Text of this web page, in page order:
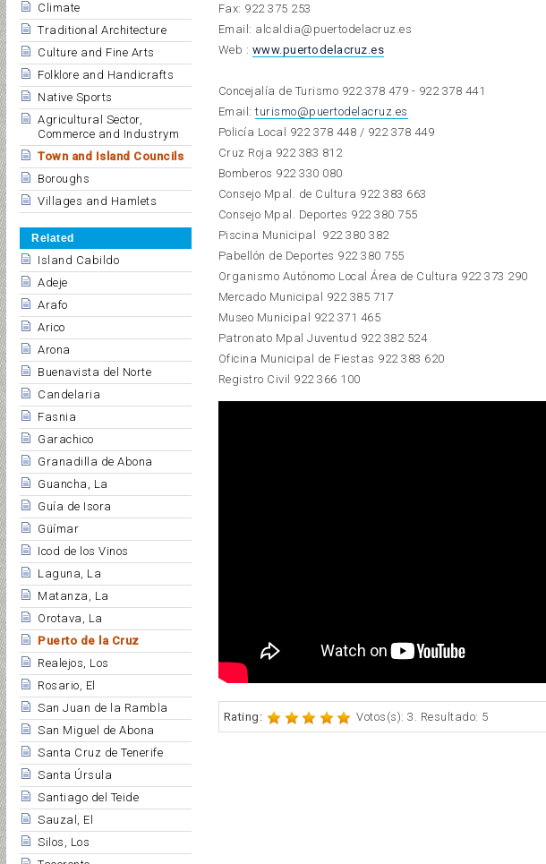
Climate
Traditional Architecture
Culture and Fine Arts
Folklore and Handicrafts
Native Sports
Agricultural Sector,
Commerce and Industrym
Town and Island Councils
Boroughs
Villages and Hamlets
Related
Island Cabildo
Adeje
Arafo
Arico
Arona
Buenavista del Norte
Candelaria
Fasnia
Garachico
Granadilla de Abona
Guancha, La
Guía de Isora
Güímar
Icod de los Vinos
Laguna, La
Matanza, La
Orotava, La
Puerto de la Cruz
Realejos, Los
Rosario, El
San Juan de la Rambla
San Miguel de Abona
Santa Cruz de Tenerife
Santa Úrsula
Santiago del Teide
Sauzal, El
Silos, Los
Fax: 922 375 253
Email: alcaldia@puertodelacruz.es
Web : www.puertodelacruz.es
Concejalía de Turismo 922 378 479 - 922 378 441
Email:turismo@puertodelacruz.es
Policía Local 922 378 448 / 922 378 449
Cruz Roja 922 383 812
Bomberos 922 330 080
Consejo Mpal. de Cultura 922 383 663
Consejo Mpal. Deportes 922 380 755
Piscina Municipal 922 380 382
Pabellón de Deportes 922 380 755
Organismo Autónomo Local Área de Cultura 922 373 290
Mercado Municipal 922 385 717
Museo Municipal 922 371 465
Patronato Mpal Juventud 922 382 524
Oficina Municipal de Fiestas 922 383 620
Registro Civil 922 366 100
Rating: Votos(s): 3. Resultado: 5